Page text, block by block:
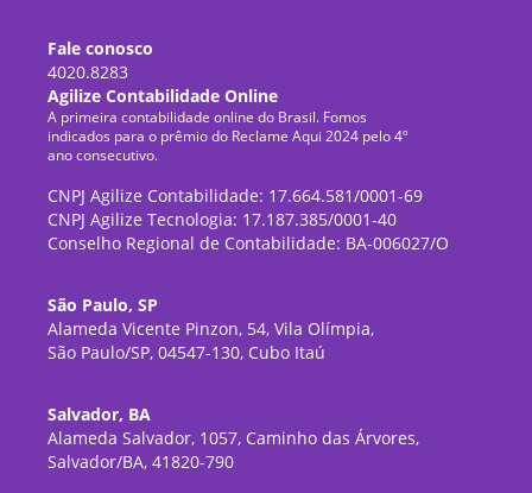
Fale conosco
4020.8283
Agilize Contabilidade Online
A primeira contabilidade online do Brasil. Fomos
indicados para o prêmio do Reclame Aqui 2024 pelo 4º
ano consecutivo.
CNPJ Agilize Contabilidade: 17.664.581/0001-69
CNPJ Agilize Tecnologia: 17.187.385/0001-40
Conselho Regional de Contabilidade: BA-006027/O
São Paulo, SP
Alameda Vicente Pinzon, 54, Vila Olímpia,
São Paulo/SP, 04547-130, Cubo Itaú
Salvador, BA
Alameda Salvador, 1057, Caminho das Árvores,
Salvador/BA, 41820-790